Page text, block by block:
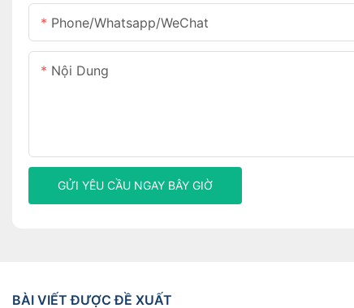
Phone/Whatsapp/WeChat
Nội Dung
GỬI YÊU CẦU NGAY BÂY GIỜ
BÀI VIẾT ĐƯỢC ĐỀ XUẤT